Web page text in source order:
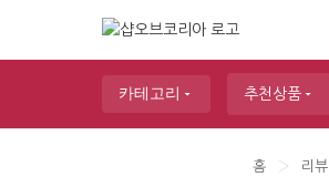
카테고리 추천상품
홈 › 리뷰